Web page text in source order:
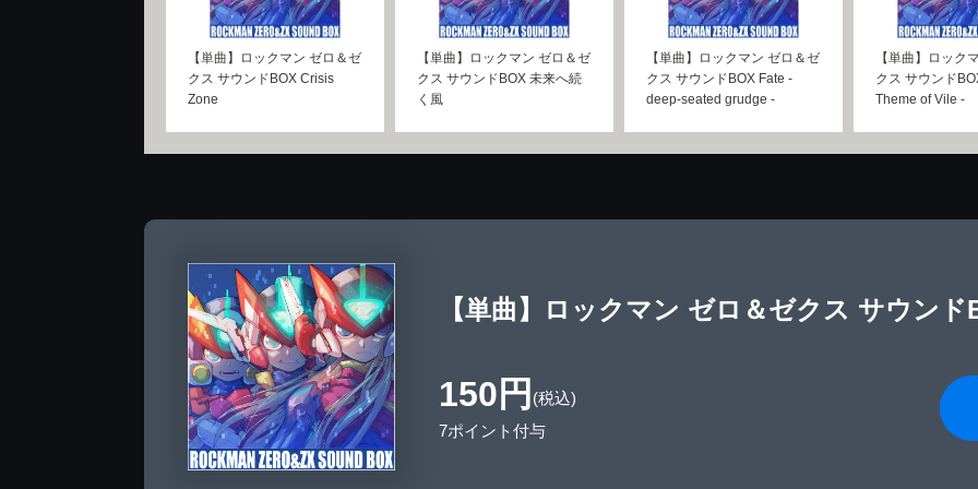
【単曲】ロックマン ゼロ＆ゼ
クス サウンドBOX Crisis
Zone
【単曲】ロックマン ゼロ＆ゼ
クス サウンドBOX 未来へ続
く風
【単曲】ロックマン ゼロ＆ゼ
クス サウンドBOX Fate -
deep-seated grudge -
【単曲】ロック
クス サウンド
Theme of Vile -
【単曲】ロックマン ゼロ＆ゼクス サウン
150円 (税込)
7ポイント付与